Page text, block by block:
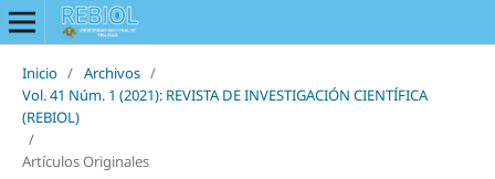
Inicio / Archivos /
Vol. 41 Núm. 1 (2021): REVISTA DE INVESTIGACIÓN CIENTÍFICA
(REBIOL)
/
Artículos Originales